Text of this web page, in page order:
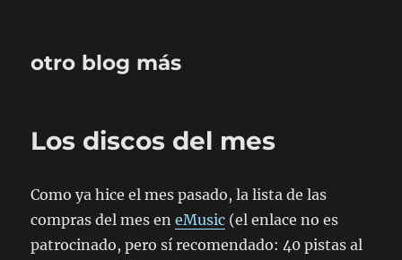
otro blog más
Los discos del mes
Como ya hice el mes pasado, la lista de las
compras del mes eneMusic (el enlace no es
patrocinado, pero sí recomendado: 40 pistas al